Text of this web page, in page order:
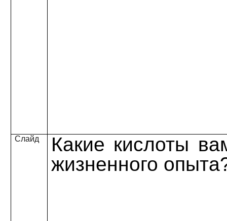
Слайд
Какие кислоты
жизненного